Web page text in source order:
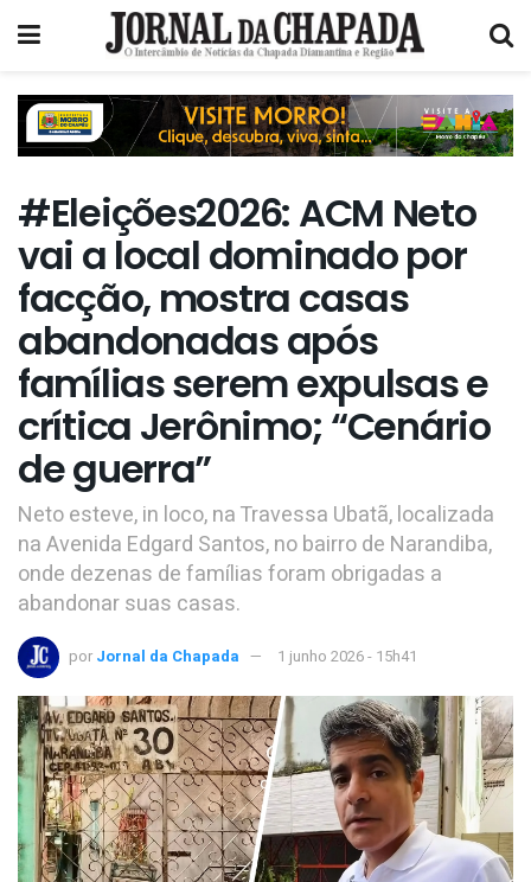
#Eleições2026: ACM Neto
vai a local dominado por
facção, mostra casas
abandonadas após
famílias serem expulsas e
crítica Jerônimo; “Cenário
de guerra”
Neto esteve, in loco, na Travessa Ubatã, localizada
na Avenida Edgard Santos, no bairro de Narandiba,
onde dezenas de famílias foram obrigadas a
abandonar suas casas.
por Jornal da Chapada 1 junho 2026 - 15h41